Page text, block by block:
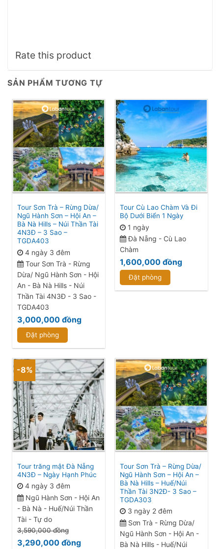
Rate this product
SẢN PHẨM TƯƠNG TỰ
Tour Sơn Trà – Rừng Dừa/
Ngũ Hành Sơn – Hội An –
Bà Nà Hills – Núi Thần Tài
4N3Đ – 3 Sao –
TGDA403
4 ngày 3 đêm
Tour Sơn Trà - Rừng
Dừa/ Ngũ Hành Sơn - Hội
An - Bà Nà Hills - Núi
Thần Tài 4N3Đ - 3 Sao -
TGDA403
3,000,000đồng
Đặt phòng
Tour Cù Lao Chàm Và Đi
Bộ Dưới Biển 1 Ngày
1 ngày
Đà Nẵng - Cù Lao
Chàm
1,600,000đồng
Đặt phòng
-8%
Tour trăng mật Đà Nẵng
4N3Đ – Ngày Hạnh Phúc
4 ngày 3 đêm
Ngũ Hành Sơn - Hội An
- Bà Nà - Huế/Núi Thần
Tài - Tự do
3,590,000đồng
3,290,000đồng
Tour Sơn Trà – Rừng Dừa/
Ngũ Hành Sơn – Hội An –
Bà Nà Hills – Huế/Núi
Thần Tài 3N2Đ- 3 Sao –
TGDA303
3 ngày 2 đêm
Sơn Trà - Rừng Dừa/
Ngũ Hành Sơn - Hội An -
Bà Nà Hills - Huế/Núi